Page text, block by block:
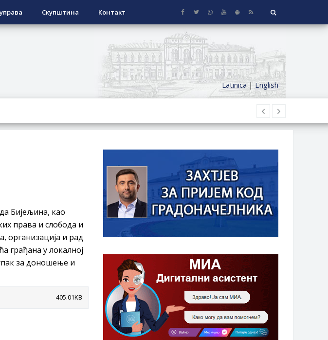
Скупштина Контакт
Latinica|English
ДОДЈЕЛУ ФИНАНСИЈСКЕ НАГРАДЕ
КУПОВИНЕ СЕОСКЕ КУЋЕ СА ОКУЋНИЦОМ НА
ПРАВО НА ГРАДСКИ МЈЕСЕЧНИ БОРАЧКИ ДОДАТАК ЗА
прибора основцима
15. новембра
Бијељина, као
права и слобода и
организација и рад
грађана у локалној
за доношење и
405.01KB